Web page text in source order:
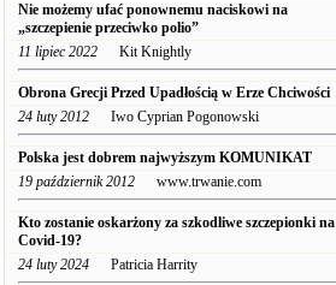
Nie możemy ufać ponownemu naciskowi na
„szczepienie przeciwko polio”
11 lipiec 2022 Kit Knightly
Obrona Grecji Przed Upadłością w Erze Chciwości
24 luty 2012 Iwo Cyprian Pogonowski
Polska jest dobrem najwyższym KOMUNIKAT
19 październik 2012 www.trwanie.com
Kto zostanie oskarżony za szkodliwe szczepionki na
Covid-19?
24 luty 2024 Patricia Harrity